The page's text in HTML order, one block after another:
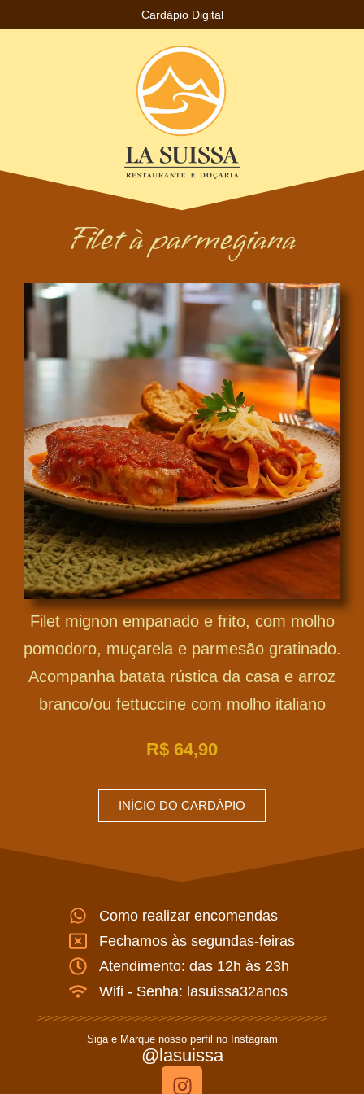
Cardápio Digital
Filet à parmegiana
Filet mignon empanado e frito, com molho
pomodoro, muçarela e parmesão gratinado.
Acompanha batata rústica da casa e arroz
branco/ou fettuccine com molho italiano
R$ 64,90
INÍCIO DO CARDÁPIO
Como realizar encomendas
Fechamos às segundas-feiras
Atendimento: das 12h às 23h
Wifi - Senha: lasuissa32anos
Siga e Marque nosso perfil no Instagram
@lasuissa